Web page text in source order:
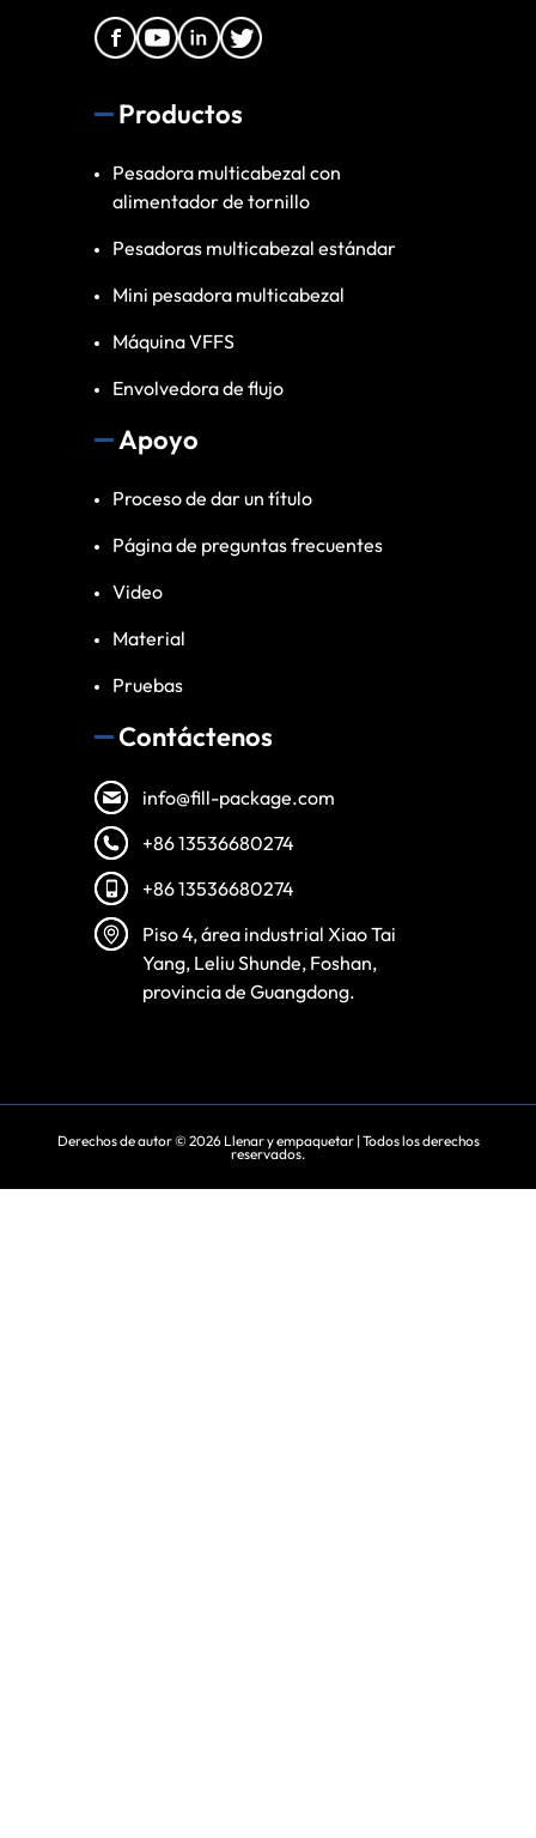
Productos
Pesadora multicabezal con
alimentador de tornillo
Pesadoras multicabezal estándar
Mini pesadora multicabezal
Máquina VFFS
Envolvedora de flujo
Apoyo
Proceso de dar un título
Página de preguntas frecuentes
Video
Material
Pruebas
Contáctenos
info@fill-package.com
+86 13536680274
+86 13536680274
Piso 4, área industrial Xiao Tai
Yang, Leliu Shunde, Foshan,
provincia de Guangdong.
Derechos de autor © 2026 Llenar y empaquetar| Todos los derechos
reservados.